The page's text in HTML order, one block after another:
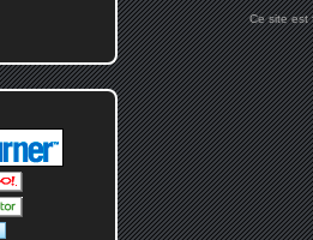
Ce site est